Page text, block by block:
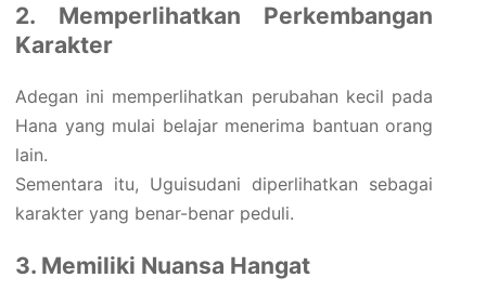
2. Memperlihatkan Perkembangan
Karakter
Adegan ini memperlihatkan perubahan kecil pada
Hana yang mulai belajar menerima bantuan orang
lain.
Sementara itu, Uguisudani diperlihatkan sebagai
karakter yang benar-benar peduli.
3. Memiliki Nuansa Hangat